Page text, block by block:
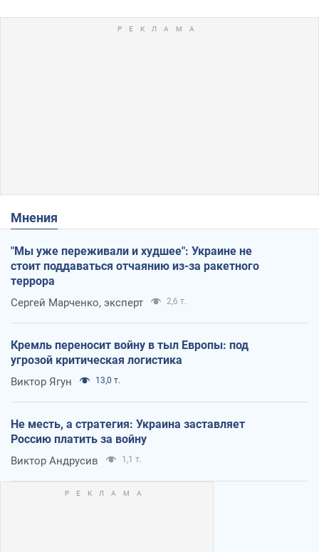
Мнения
"Мы уже переживали и худшее": Украине не
стоит поддаваться отчаянию из-за ракетного
террора
Сергей Марченко, эксперт 2,6 т.
Кремль переносит войну в тыл Европы: под
угрозой критическая логистика
Виктор Ягун 13,0 т.
Не месть, а стратегия: Украина заставляет
Россию платить за войну
Виктор Андрусив 1,1 т.